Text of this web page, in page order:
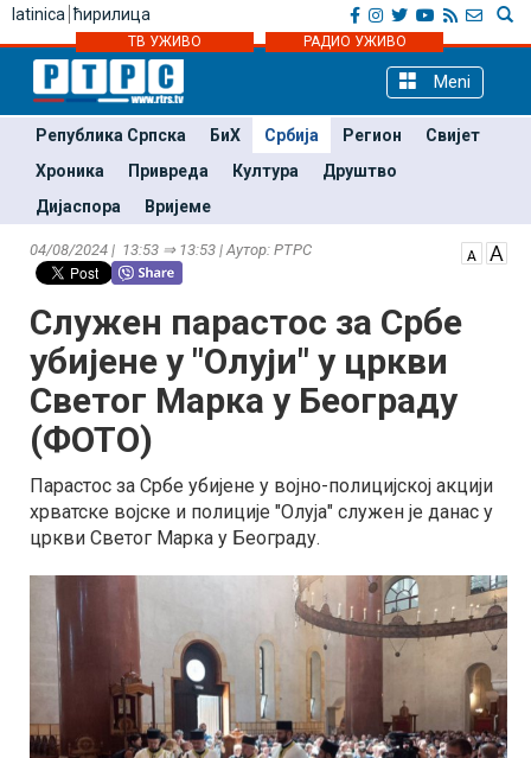
latinica ћирилица
ТВ УЖИВО РАДИО УЖИВО
Meni
Република Српска БиХ Србија Регион
Свијет
Хроника
Привреда Култура
Друштво
Дијаспора
Вријеме
04/08/2024 | 13:53 ⇒ 13:53 | Аутор: РТРС
Служен парастос за Србе
убијене у "Олуји" у цркви
Светог Марка у Београду
(ФОТО)
Парастос за Србе убијене у војно-полицијској акцији
хрватске војске и полиције "Олуја" служен је данас у
цркви Светог Марка у Београду.